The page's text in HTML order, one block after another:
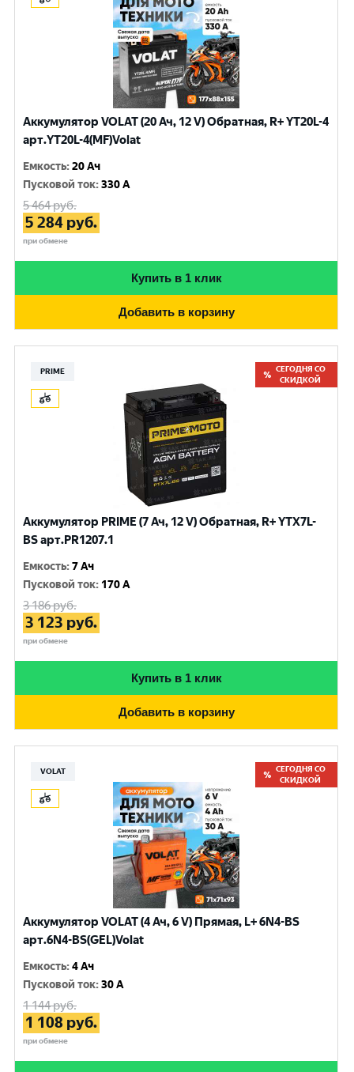
Аккумулятор VOLAT (20 Ач, 12 V) Обратная, R+ YT20L-4
арт.YT20L-4(MF)Volat
Емкость:20 Ач
Пусковой ток:330 A
5 464руб.
5 284 руб.
при обмене
Купить в 1 клик
Добавить в корзину
PRIME
СЕГОДНЯ СО
СКИДКОЙ
Аккумулятор PRIME (7 Ач, 12 V) Обратная, R+ YTX7L-
BS арт.PR1207.1
Емкость:7 Ач
Пусковой ток: 170 A
3 186руб.
3 123 руб.
при обмене
Купить в 1 клик
Добавить в корзину
VOLAT
СЕГОДНЯ СО
СКИДКОЙ
Аккумулятор VOLAT (4 Ач, 6 V) Прямая, L+ 6N4-BS
арт.6N4-BS(GEL)Volat
Емкость:4 Ач
Пусковой ток:30 A
1 144руб.
1 108 руб.
при обмене